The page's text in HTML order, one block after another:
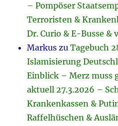
– Pompöser
Terroristen &
Dr. Curio & E-Busse &
Markus zuTagebuch
Islamisierung
Einblick – Merz muss
aktuell 27.3.2026 –
Krankenkassen &
Raffelhüschen &